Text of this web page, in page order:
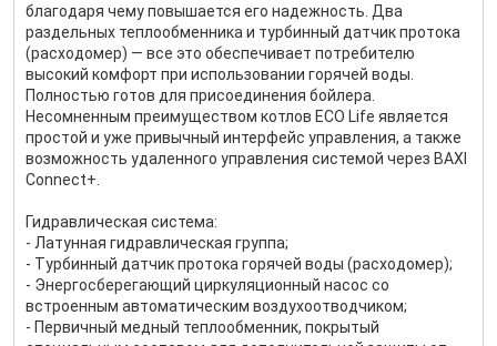
благодаря чему повышается его надежность. Два
раздельных теплообменника и турбинный датчик протока
(расходомер) — все это обеспечивает потребителю
высокий комфорт при использовании горячей воды.
Полностью готов для присоединения бойлера.
Несомненным преимуществом котлов ECO Life является
простой и уже привычный интерфейс управления, а также
возможность удаленного управления системой через BAXI
Connect+.
Гидравлическая система:
- Латунная гидравлическая группа;
- Турбинный датчик протока горячей воды (расходомер);
- Энергосберегающий циркуляционный насос со
встроенным автоматическим воздухоотводчиком;
- Первичный медный теплообменник, покрытый